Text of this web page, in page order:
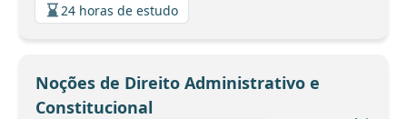
24 horas de estudo
Noções de Direito Administrativo e
Constitucional